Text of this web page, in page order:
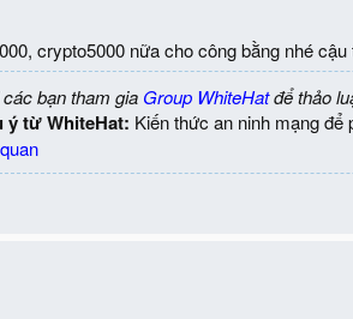
crypto5000 nữa cho công bằng nhé cậu
bạn tham gia Group WhiteHatđể thảo
ý từ WhiteHat: Kiến thức an ninh mạng để